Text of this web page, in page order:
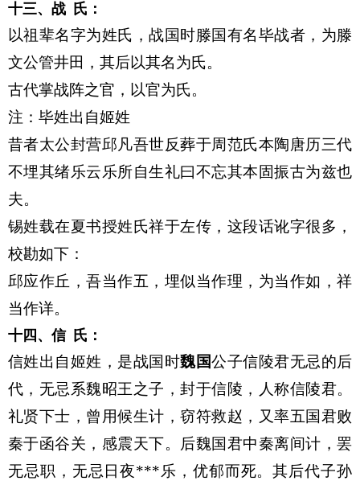
十三、战 氏：
以祖辈名字为姓氏，战国时滕国有名毕战者，为滕
文公管井田，其后以其名为氏。
古代掌战阵之官，以官为氏。
注：毕姓出自姬姓
昔者太公封营邱凡吾世反葬于周范氏本陶唐历三代
不埋其绪乐云乐所自生礼曰不忘其本固振古为兹也
夫。
锡姓载在夏书授姓氏祥于左传，这段话讹字很多，
校勘如下：
邱应作丘，吾当作五，埋似当作理，为当作如，祥
当作详。
十四、信 氏：
信姓出自姬姓，是战国时魏国公子信陵君无忌的后
代，无忌系魏昭王之子，封于信陵，人称信陵君。
礼贤下士，曾用候生计，窃符救赵，又率五国君败
秦于函谷关，感震天下。后魏国君中秦离间计，罢
无忌职，无忌日夜***乐，优郁而死。其后代子孙